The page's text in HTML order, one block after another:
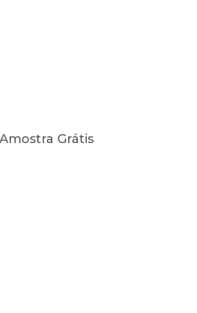
Amostra Grátis